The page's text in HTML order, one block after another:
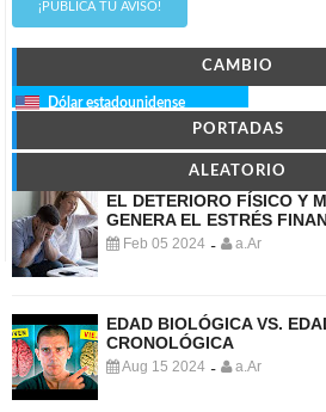
¡PUBLICÁ TU AVISO!
CAMBIO
Dólar estadounidense
PORTADAS
ALEATORIO
EL DETERIORO FÍSICO Y
GENERA EL ESTRÉS
Feb 05 2024 - a.Ar
EDAD BIOLÓGICA VS.
CRONOLÓGICA
Aug 15 2024 - a.Ar